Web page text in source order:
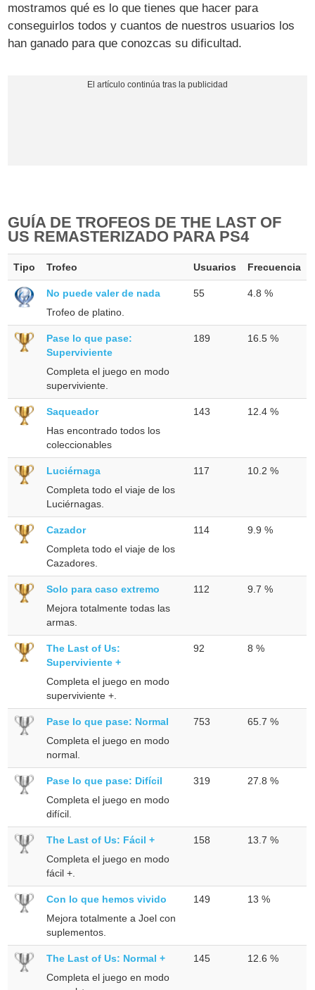
mostramos qué es lo que tienes que hacer para
conseguirlos todos y cuantos de nuestros usuarios los
han ganado para que conozcas su dificultad.
GUÍA DE TROFEOS DE THE LAST OF
US REMASTERIZADO PARA PS4
Tipo Trofeo Usuarios Frecuencia
No puede valer de nada
Trofeo de platino.
55 4.8 %
Pase lo que pase:
Superviviente
Completa el juego en modo
superviviente.
189 16.5 %
Saqueador
Has encontrado todos los
coleccionables
143 12.4 %
Luciérnaga
Completa todo el viaje de los
Luciérnagas.
117 10.2 %
Cazador
Completa todo el viaje de los
Cazadores.
114 9.9 %
Solo para caso extremo
Mejora totalmente todas las
armas.
112 9.7 %
The Last of Us:
Superviviente +
Completa el juego en modo
superviviente +.
92 8 %
Pase lo que pase: Normal
Completa el juego en modo
normal.
753 65.7 %
Pase lo que pase: Difícil
Completa el juego en modo
difícil.
319 27.8 %
The Last of Us: Fácil +
Completa el juego en modo
fácil +.
158 13.7 %
Con lo que hemos vivido
Mejora totalmente a Joel con
suplementos.
149 13 %
The Last of Us: Normal +
Completa el juego en modo
145 12.6 %